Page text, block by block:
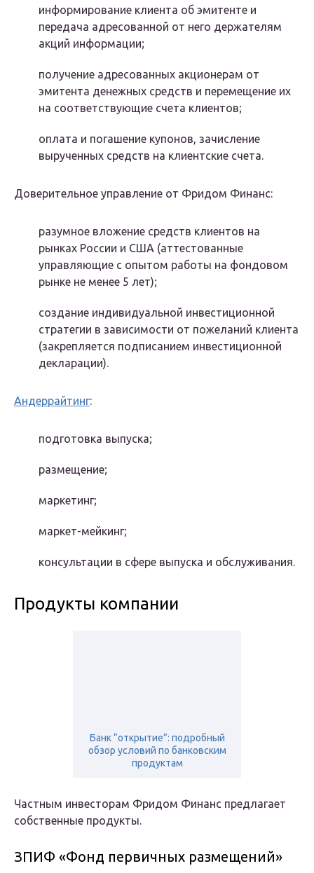
информирование клиента об эмитенте и
передача адресованной от него держателям
акций информации;
получение адресованных акционерам от
эмитента денежных средств и перемещение их
на соответствующие счета клиентов;
оплата и погашение купонов, зачисление
вырученных средств на клиентские счета.
Доверительное управление от Фридом Финанс:
разумное вложение средств клиентов на
рынках России и США (аттестованные
управляющие с опытом работы на фондовом
рынке не менее 5 лет);
создание индивидуальной инвестиционной
стратегии в зависимости от пожеланий клиента
(закрепляется подписанием инвестиционной
декларации).
Андеррайтинг:
подготовка выпуска;
размещение;
маркетинг;
маркет-мейкинг;
консультации в сфере выпуска и обслуживания.
Продукты компании
Банк “открытие”: подробный
обзор условий по банковским
продуктам
Частным инвесторам Фридом Финанс предлагает
собственные продукты.
ЗПИФ «Фонд первичных размещений»